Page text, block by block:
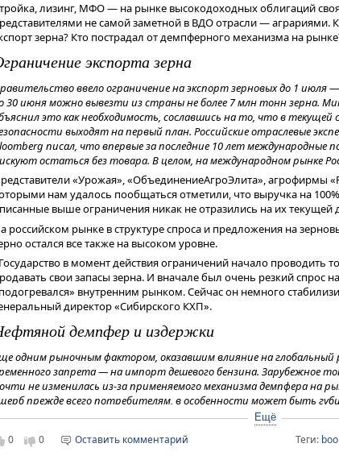
лизинг, МФО — на рынке высокодоходных облигаций
не самой заметной в ВДО отрасли — аграриями.
зерна? Кто пострадал от демпферного механизма на
экспорта зерна
ввело ограничение на экспорт зерновых до 1 июля
30 июня можно вывезти из страны не более 7 млн тонн зерна.
это как необходимость, сославшись на то, что в
выходят на первый план. Российские отраслевые
писал, что впервые за последние 10 лет международные
остаться без товара. В целом, на международном рынке
«Урожая», «ОбъединениеАгроЭлита», агрофирмы
нам удалось пообщаться отметили, что выручка на
выше ограничения никак не отразились на их текущей
российском рынке в структуре спроса и предложения на
остался все также на высоком уровне.
в момент действия ограничений начало проводить
свои запасы зерна. И вначале был очень резкий спрос
внутренним рынком. Сейчас он немного
директор «Сибирского КХП».
демпфер и издержки
одним рыночным фактором, оказавшим влияние на глобальный
запрета — на импорт дешевого бензина. Зарубежное
не изменилась из-за применяемого механизма демпфера на
прежде всего потребителям, в особенности может быть
которому топливо необходимо в бОльших объемах для
«Урожай» и Аргофирма «Рубеж» не
Ещё
0 0 Оставить комментарий Теги: